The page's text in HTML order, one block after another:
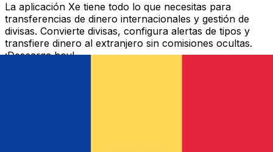
La aplicación Xe tiene todo lo que necesitas para
transferencias de dinero internacionales y gestión de
divisas. Convierte divisas, configura alertas de tipos y
transfiere dinero al extranjero sin comisiones ocultas.
¡Descarga hoy!